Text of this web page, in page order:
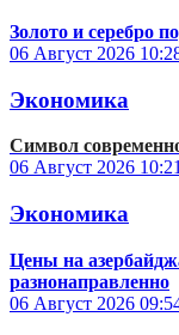
Золото и серебро
06 Август 2026
Экономика
Символ
06 Август 2026
Экономика
Цены на
разнонаправленно
06 Август 2026